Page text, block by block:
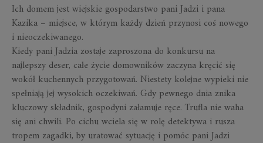
Ich domem jest wiejskie gospodarstwo pani Jadzi i pana
Kazika – miejsce, w którym każdy dzień przynosi coś nowego
i nieoczekiwanego.
Kiedy pani Jadzia zostaje zaproszona do konkursu na
najlepszy deser, całe życie domowników zaczyna kręcić się
wokół kuchennych przygotowań. Niestety kolejne wypieki nie
spełniają jej wysokich oczekiwań. Gdy pewnego dnia znika
kluczowy składnik, gospodyni załamuje ręce. Trufla nie waha
się ani chwili. Po cichu wciela się w rolę detektywa i rusza
tropem zagadki, by uratować sytuację i pomóc pani Jadzi